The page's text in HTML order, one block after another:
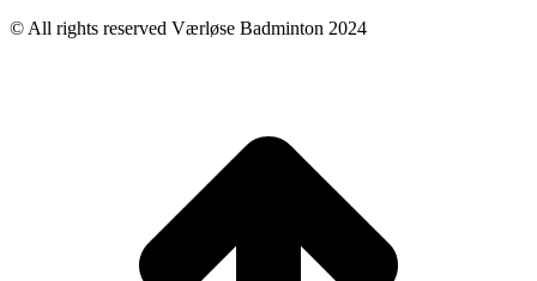
© All rights reserved Værløse Badminton 2024